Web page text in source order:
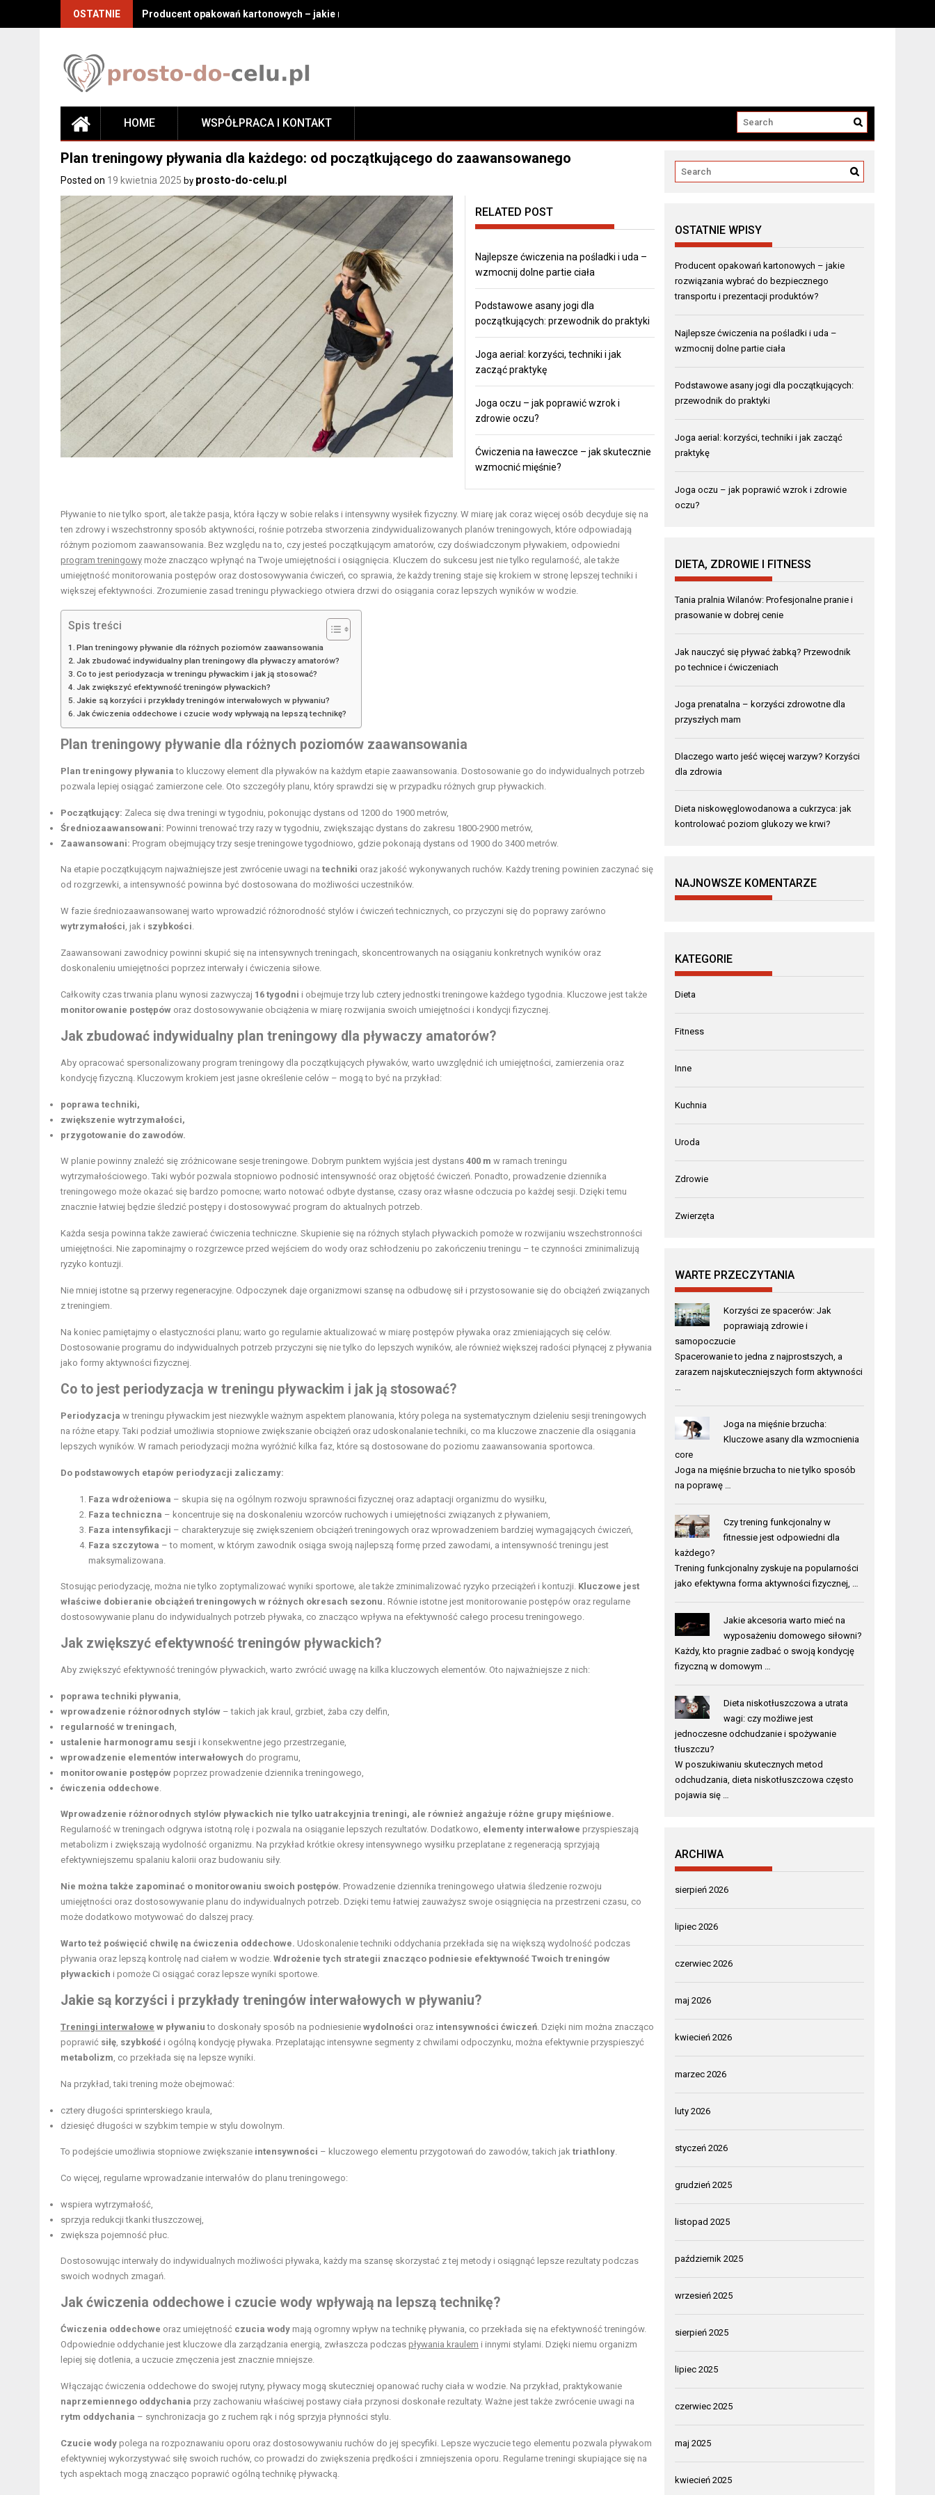
OSTATNIE Producent opakowań kartonowych – jakie rozwiązania wybrać do bezpiecznego transportu i prezentacji produktów?
HOME WSPÓŁPRACA I KONTAKT
Plan treningowy pływania dla każdego: od początkującego do zaawansowanego
Posted on 19 kwietnia 2025 by prosto-do-celu.pl
RELATED POST
Najlepsze ćwiczenia na pośladki i uda –
wzmocnij dolne partie ciała
Podstawowe asany jogi dla
początkujących: przewodnik do praktyki
Joga aerial: korzyści, techniki i jak
zacząć praktykę
Joga oczu – jak poprawić wzrok i
zdrowie oczu?
Ćwiczenia na ławeczce – jak skutecznie
wzmocnić mięśnie?
Pływanie to nie tylko sport, ale także pasja, która łączy w sobie relaks i intensywny wysiłek fizyczny. W miarę jak coraz więcej osób decyduje się na
ten zdrowy i wszechstronny sposób aktywności, rośnie potrzeba stworzenia zindywidualizowanych planów treningowych, które odpowiadają
różnym poziomom zaawansowania. Bez względu na to, czy jesteś początkującym amatorów, czy doświadczonym pływakiem, odpowiedni
program treningowy może znacząco wpłynąć na Twoje umiejętności i osiągnięcia. Kluczem do sukcesu jest nie tylko regularność, ale także
umiejętność monitorowania postępów oraz dostosowywania ćwiczeń, co sprawia, że każdy trening staje się krokiem w stronę lepszej techniki i
większej efektywności. Zrozumienie zasad treningu pływackiego otwiera drzwi do osiągania coraz lepszych wyników w wodzie.
Spis treści
Plan treningowy pływanie dla różnych poziomów zaawansowania
Jak zbudować indywidualny plan treningowy dla pływaczy amatorów?
Co to jest periodyzacja w treningu pływackim i jak ją stosować?
Jak zwiększyć efektywność treningów pływackich?
Jakie są korzyści i przykłady treningów interwałowych w pływaniu?
Jak ćwiczenia oddechowe i czucie wody wpływają na lepszą technikę?
Plan treningowy pływanie dla różnych poziomów zaawansowania
Plan treningowy pływania to kluczowy element dla pływaków na każdym etapie zaawansowania. Dostosowanie go do indywidualnych potrzeb
pozwala lepiej osiągać zamierzone cele. Oto szczegóły planu, który sprawdzi się w przypadku różnych grup pływackich.
Początkujący: Zaleca się dwa treningi w tygodniu, pokonując dystans od 1200 do 1900 metrów,
Średniozaawansowani: Powinni trenować trzy razy w tygodniu, zwiększając dystans do zakresu 1800-2900 metrów,
Zaawansowani: Program obejmujący trzy sesje treningowe tygodniowo, gdzie pokonają dystans od 1900 do 3400 metrów.
Na etapie początkującym najważniejsze jest zwrócenie uwagi na techniki oraz jakość wykonywanych ruchów. Każdy trening powinien zaczynać się
od rozgrzewki, a intensywność powinna być dostosowana do możliwości uczestników.
W fazie średniozaawansowanej warto wprowadzić różnorodność stylów i ćwiczeń technicznych, co przyczyni się do poprawy zarówno
wytrzymałości, jak i szybkości.
Zaawansowani zawodnicy powinni skupić się na intensywnych treningach, skoncentrowanych na osiąganiu konkretnych wyników oraz
doskonaleniu umiejętności poprzez interwały i ćwiczenia siłowe.
Całkowity czas trwania planu wynosi zazwyczaj 16 tygodni i obejmuje trzy lub cztery jednostki treningowe każdego tygodnia. Kluczowe jest także
monitorowanie postępów oraz dostosowywanie obciążenia w miarę rozwijania swoich umiejętności i kondycji fizycznej.
Jak zbudować indywidualny plan treningowy dla pływaczy amatorów?
Aby opracować spersonalizowany program treningowy dla początkujących pływaków, warto uwzględnić ich umiejętności, zamierzenia oraz
kondycję fizyczną. Kluczowym krokiem jest jasne określenie celów – mogą to być na przykład:
poprawa techniki,
zwiększenie wytrzymałości,
przygotowanie do zawodów.
W planie powinny znaleźć się zróżnicowane sesje treningowe. Dobrym punktem wyjścia jest dystans 400 m w ramach treningu
wytrzymałościowego. Taki wybór pozwala stopniowo podnosić intensywność oraz objętość ćwiczeń. Ponadto, prowadzenie dziennika
treningowego może okazać się bardzo pomocne; warto notować odbyte dystanse, czasy oraz własne odczucia po każdej sesji. Dzięki temu
znacznie łatwiej będzie śledzić postępy i dostosowywać program do aktualnych potrzeb.
Każda sesja powinna także zawierać ćwiczenia techniczne. Skupienie się na różnych stylach pływackich pomoże w rozwijaniu wszechstronności
umiejętności. Nie zapominajmy o rozgrzewce przed wejściem do wody oraz schłodzeniu po zakończeniu treningu – te czynności zminimalizują
ryzyko kontuzji.
Nie mniej istotne są przerwy regeneracyjne. Odpoczynek daje organizmowi szansę na odbudowę sił i przystosowanie się do obciążeń związanych
z treningiem.
Na koniec pamiętajmy o elastyczności planu; warto go regularnie aktualizować w miarę postępów pływaka oraz zmieniających się celów.
Dostosowanie programu do indywidualnych potrzeb przyczyni się nie tylko do lepszych wyników, ale również większej radości płynącej z pływania
jako formy aktywności fizycznej.
Co to jest periodyzacja w treningu pływackim i jak ją stosować?
Periodyzacja w treningu pływackim jest niezwykle ważnym aspektem planowania, który polega na systematycznym dzieleniu sesji treningowych
na różne etapy. Taki podział umożliwia stopniowe zwiększanie obciążeń oraz udoskonalanie techniki, co ma kluczowe znaczenie dla osiągania
lepszych wyników. W ramach periodyzacji można wyróżnić kilka faz, które są dostosowane do poziomu zaawansowania sportowca.
Do podstawowych etapów periodyzacji zaliczamy:
Faza wdrożeniowa – skupia się na ogólnym rozwoju sprawności fizycznej oraz adaptacji organizmu do wysiłku,
Faza techniczna – koncentruje się na doskonaleniu wzorców ruchowych i umiejętności związanych z pływaniem,
Faza intensyfikacji – charakteryzuje się zwiększeniem obciążeń treningowych oraz wprowadzeniem bardziej wymagających ćwiczeń,
Faza szczytowa – to moment, w którym zawodnik osiąga swoją najlepszą formę przed zawodami, a intensywność treningu jest
maksymalizowana.
Stosując periodyzację, można nie tylko zoptymalizować wyniki sportowe, ale także zminimalizować ryzyko przeciążeń i kontuzji. Kluczowe jest
właściwe dobieranie obciążeń treningowych w różnych okresach sezonu. Równie istotne jest monitorowanie postępów oraz regularne
dostosowywanie planu do indywidualnych potrzeb pływaka, co znacząco wpływa na efektywność całego procesu treningowego.
Jak zwiększyć efektywność treningów pływackich?
Aby zwiększyć efektywność treningów pływackich, warto zwrócić uwagę na kilka kluczowych elementów. Oto najważniejsze z nich:
poprawa techniki pływania,
wprowadzenie różnorodnych stylów – takich jak kraul, grzbiet, żaba czy delfin,
regularność w treningach,
ustalenie harmonogramu sesji i konsekwentne jego przestrzeganie,
wprowadzenie elementów interwałowych do programu,
monitorowanie postępów poprzez prowadzenie dziennika treningowego,
ćwiczenia oddechowe.
Wprowadzenie różnorodnych stylów pływackich nie tylko uatrakcyjnia treningi, ale również angażuje różne grupy mięśniowe.
Regularność w treningach odgrywa istotną rolę i pozwala na osiąganie lepszych rezultatów. Dodatkowo, elementy interwałowe przyspieszają
metabolizm i zwiększają wydolność organizmu. Na przykład krótkie okresy intensywnego wysiłku przeplatane z regeneracją sprzyjają
efektywniejszemu spalaniu kalorii oraz budowaniu siły.
Nie można także zapominać o monitorowaniu swoich postępów. Prowadzenie dziennika treningowego ułatwia śledzenie rozwoju
umiejętności oraz dostosowywanie planu do indywidualnych potrzeb. Dzięki temu łatwiej zauważysz swoje osiągnięcia na przestrzeni czasu, co
może dodatkowo motywować do dalszej pracy.
Warto też poświęcić chwilę na ćwiczenia oddechowe. Udoskonalenie techniki oddychania przekłada się na większą wydolność podczas
pływania oraz lepszą kontrolę nad ciałem w wodzie. Wdrożenie tych strategii znacząco podniesie efektywność Twoich treningów
pływackich i pomoże Ci osiągać coraz lepsze wyniki sportowe.
Jakie są korzyści i przykłady treningów interwałowych w pływaniu?
Treningi interwałowe w pływaniu to doskonały sposób na podniesienie wydolności oraz intensywności ćwiczeń. Dzięki nim można znacząco
poprawić siłę, szybkość i ogólną kondycję pływaka. Przeplatając intensywne segmenty z chwilami odpoczynku, można efektywnie przyspieszyć
metabolizm, co przekłada się na lepsze wyniki.
Na przykład, taki trening może obejmować:
cztery długości sprinterskiego kraula,
dziesięć długości w szybkim tempie w stylu dowolnym.
To podejście umożliwia stopniowe zwiększanie intensywności – kluczowego elementu przygotowań do zawodów, takich jak triathlony.
Co więcej, regularne wprowadzanie interwałów do planu treningowego:
wspiera wytrzymałość,
sprzyja redukcji tkanki tłuszczowej,
zwiększa pojemność płuc.
Dostosowując interwały do indywidualnych możliwości pływaka, każdy ma szansę skorzystać z tej metody i osiągnąć lepsze rezultaty podczas
swoich wodnych zmagań.
Jak ćwiczenia oddechowe i czucie wody wpływają na lepszą technikę?
Ćwiczenia oddechowe oraz umiejętność czucia wody mają ogromny wpływ na technikę pływania, co przekłada się na efektywność treningów.
Odpowiednie oddychanie jest kluczowe dla zarządzania energią, zwłaszcza podczas pływania kraulem i innymi stylami. Dzięki niemu organizm
lepiej się dotlenia, a uczucie zmęczenia jest znacznie mniejsze.
Włączając ćwiczenia oddechowe do swojej rutyny, pływacy mogą skuteczniej opanować ruchy ciała w wodzie. Na przykład, praktykowanie
naprzemiennego oddychania przy zachowaniu właściwej postawy ciała przynosi doskonałe rezultaty. Ważne jest także zwrócenie uwagi na
rytm oddychania – synchronizacja go z ruchem rąk i nóg sprzyja płynności stylu.
Czucie wody polega na rozpoznawaniu oporu oraz dostosowywaniu ruchów do jej specyfiki. Lepsze wyczucie tego elementu pozwala pływakom
efektywniej wykorzystywać siłę swoich ruchów, co prowadzi do zwiększenia prędkości i zmniejszenia oporu. Regularne treningi skupiające się na
tych aspektach mogą znacząco poprawić ogólną technikę pływacką.
OSTATNIE WPISY
Producent opakowań kartonowych – jakie
rozwiązania wybrać do bezpiecznego
transportu i prezentacji produktów?
Najlepsze ćwiczenia na pośladki i uda –
wzmocnij dolne partie ciała
Podstawowe asany jogi dla początkujących:
przewodnik do praktyki
Joga aerial: korzyści, techniki i jak zacząć
praktykę
Joga oczu – jak poprawić wzrok i zdrowie
oczu?
DIETA, ZDROWIE I FITNESS
Tania pralnia Wilanów: Profesjonalne pranie i
prasowanie w dobrej cenie
Jak nauczyć się pływać żabką? Przewodnik
po technice i ćwiczeniach
Joga prenatalna – korzyści zdrowotne dla
przyszłych mam
Dlaczego warto jeść więcej warzyw? Korzyści
dla zdrowia
Dieta niskowęglowodanowa a cukrzyca: jak
kontrolować poziom glukozy we krwi?
NAJNOWSZE KOMENTARZE
KATEGORIE
Dieta
Fitness
Inne
Kuchnia
Uroda
Zdrowie
Zwierzęta
WARTE PRZECZYTANIA
Korzyści ze spacerów: Jak
poprawiają zdrowie i
samopoczucie
Spacerowanie to jedna z najprostszych, a
zarazem najskuteczniejszych form aktywności
…
Joga na mięśnie brzucha:
Kluczowe asany dla wzmocnienia
core
Joga na mięśnie brzucha to nie tylko sposób
na poprawę …
Czy trening funkcjonalny w
fitnessie jest odpowiedni dla
każdego?
Trening funkcjonalny zyskuje na popularności
jako efektywna forma aktywności fizycznej, …
Jakie akcesoria warto mieć na
wyposażeniu domowego siłowni?
Każdy, kto pragnie zadbać o swoją kondycję
fizyczną w domowym …
Dieta niskotłuszczowa a utrata
wagi: czy możliwe jest
jednoczesne odchudzanie i spożywanie
tłuszczu?
W poszukiwaniu skutecznych metod
odchudzania, dieta niskotłuszczowa często
pojawia się …
ARCHIWA
sierpień 2026
lipiec 2026
czerwiec 2026
maj 2026
kwiecień 2026
marzec 2026
luty 2026
styczeń 2026
grudzień 2025
listopad 2025
październik 2025
wrzesień 2025
sierpień 2025
lipiec 2025
czerwiec 2025
maj 2025
kwiecień 2025